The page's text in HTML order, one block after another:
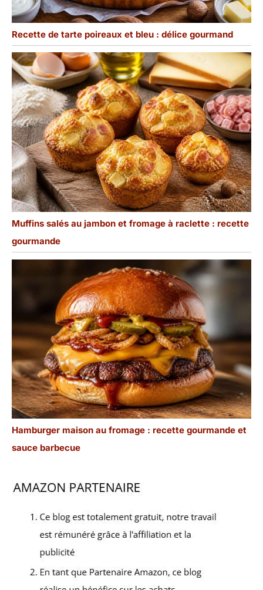
Recette de tarte poireaux et bleu : délice gourmand
Muffins salés au jambon et fromage à raclette : recette
gourmande
Hamburger maison au fromage : recette gourmande et
sauce barbecue